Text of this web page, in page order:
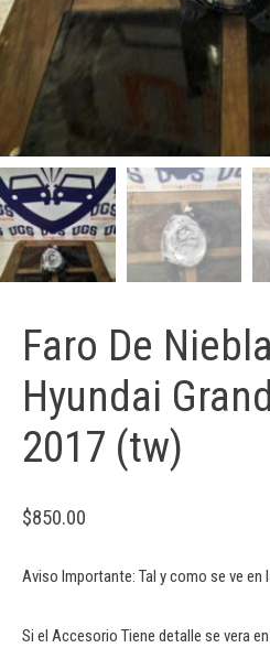
Faro De
Hyundai
2017 (tw)
$850.00
Aviso Importante: Tal y como se ve en
Si el Accesorio Tiene detalle se vera